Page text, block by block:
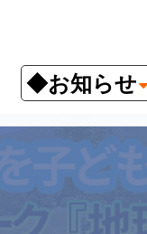
◆お知らせ